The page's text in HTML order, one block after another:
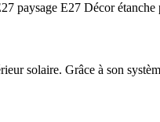
paysage E27 Décor
solaire. Grâce à son